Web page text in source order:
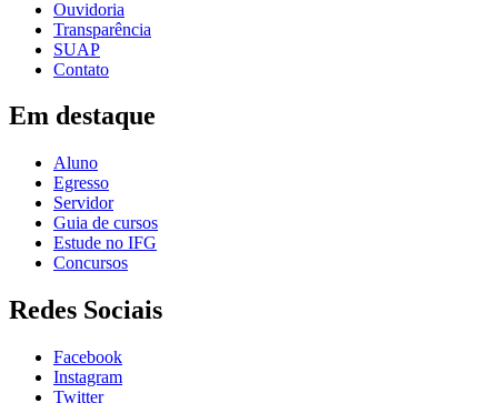
Ouvidoria
Transparência
SUAP
Contato
Em destaque
Aluno
Egresso
Servidor
Guia de cursos
Estude no IFG
Concursos
Redes Sociais
Facebook
Instagram
Twitter